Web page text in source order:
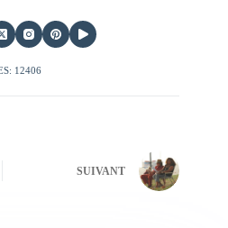
12406
SUIVANT